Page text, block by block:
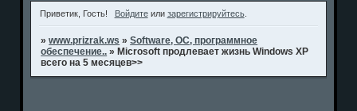
Приветик, Гость! Войдитеили зарегистрируйтесь.
»www.prizrak.ws »Software, ОС, программное
обеспечение.. » Microsoft продлевает жизнь Windows XP
всего на 5 месяцев>>